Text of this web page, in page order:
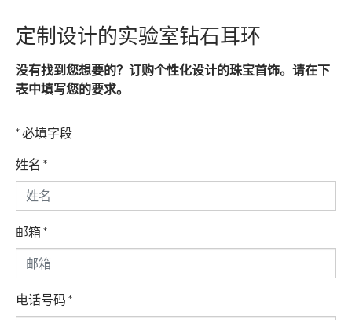
定制设计的实验室钻石耳环
没有找到您想要的？订购个性化设计的珠宝首饰。请在下
表中填写您的要求。
* 必填字段
姓名 *
邮箱*
电话号码*